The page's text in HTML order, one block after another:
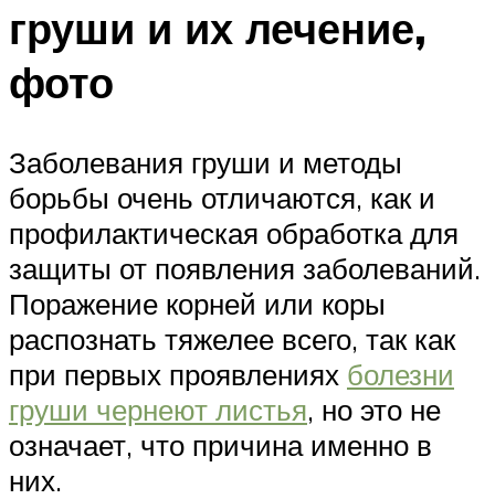
груши и их лечение,
фото
Заболевания груши и методы
борьбы очень отличаются, как и
профилактическая обработка для
защиты от появления заболеваний.
Поражение корней или коры
распознать тяжелее всего, так как
при первых проявлениях болезни
груши чернеют листья, но это не
означает, что причина именно в
них.